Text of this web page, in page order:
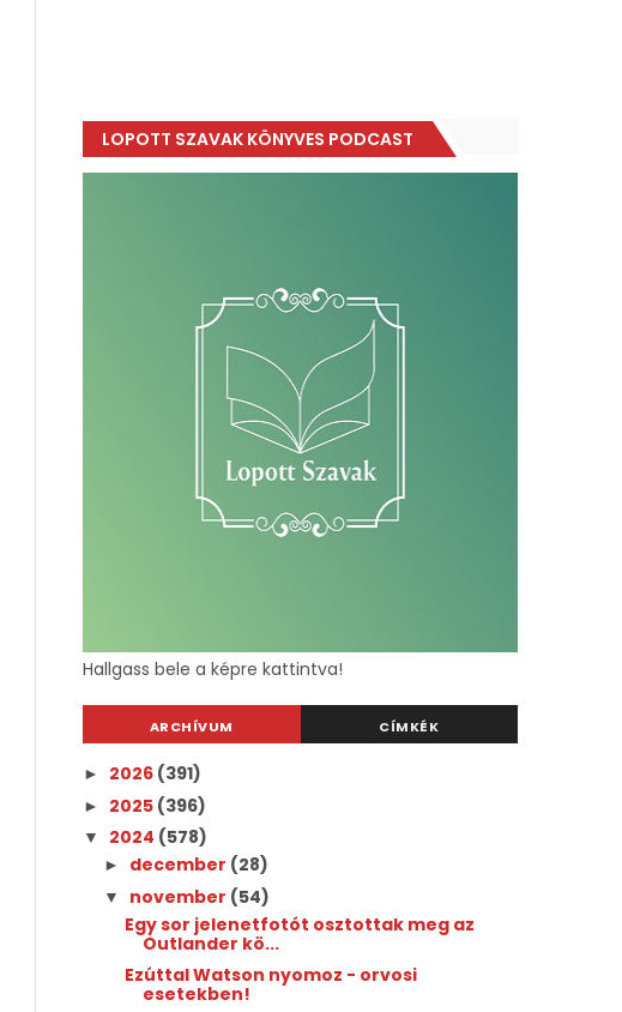
LOPOTT SZAVAK KÖNYVES PODCAST
Hallgass bele a képre kattintva!
ARCHÍVUM CÍMKÉK
► 2026 (391)
► 2025 (396)
▼ 2024 (578)
► december (28)
▼ november (54)
Egy sor jelenetfotót osztottak meg az
Outlander kö...
Ezúttal Watson nyomoz - orvosi
esetekben!